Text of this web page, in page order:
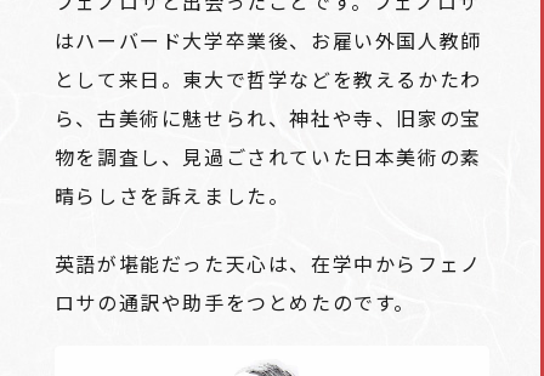
はハーバード大学卒業後、お雇い外国人教師
として来日。東大で哲学などを教えるかたわ
ら、古美術に魅せられ、神社や寺、旧家の宝
物を調査し、見過ごされていた日本美術の素
晴らしさを訴えました。
英語が堪能だった天心は、在学中からフェノ
ロサの通訳や助手をつとめたのです。